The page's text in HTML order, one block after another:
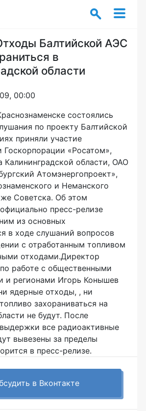
Балтийской АЭС
в
области
00:00
состоялись
по проекту Балтийской
приняли участие
Госкорпорации «Росатом»,
Калининградской области, ОАО
Атомэнергопроект»,
и Неманского
Советска. Об этом
пресс-релизе
из основных
в ходе слушаний вопросов
с отработанным топливом
отходами.Директор
работе с общественными
и регионами Игорь Конышев
ядерные отходы, , ни
захораниваться на
не будут. После
все радиоактивные
вывезены за пределы
в пресс-релизе.
в Вконтакте